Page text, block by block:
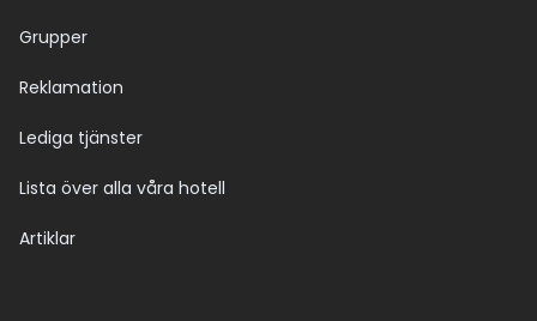
Grupper
Reklamation
Lediga tjänster
Lista över alla våra hotell
Artiklar